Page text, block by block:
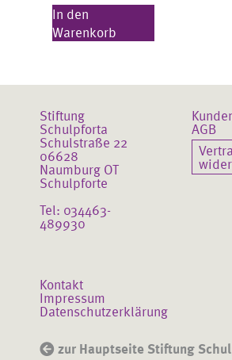
In den
Warenkorb
Stiftung
Schulpforta
Schulstraße 22
06628
Naumburg OT
Schulpforte
Tel: 034463-
489930
AGB
Kontakt
Impressum
Datenschutzerklärung
zur Hauptseite Stiftung